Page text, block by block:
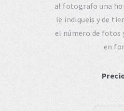
al fotografo una
le indiqueis y de
el número de fotos
en